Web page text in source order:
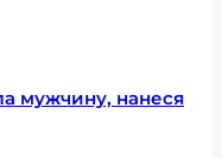
мужчину, нанеся